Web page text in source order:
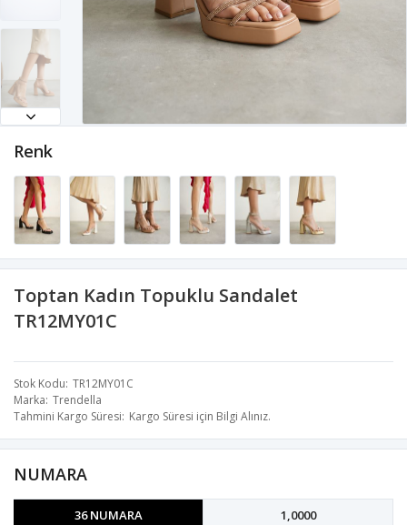
Toptan Kadın Topuklu Sandalet
TR12MY01C
Stok Kodu TR12MY01C
Marka Trendella
Tahmini Kargo Süresi Kargo Süresi için Bilgi Alınız.
Renk
NUMARA
36 NUMARA 1,0000